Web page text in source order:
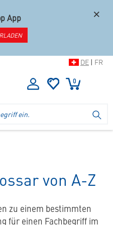
App ×
DE | FR
0
von A-Z
zu einem bestimmten
für einen Fachbegriff im